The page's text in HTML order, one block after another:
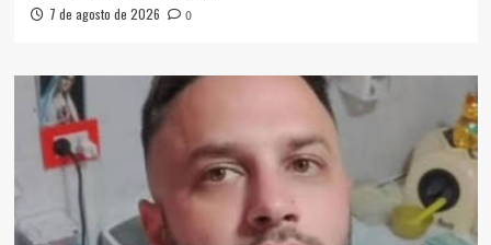
7 de agosto de 2026 0